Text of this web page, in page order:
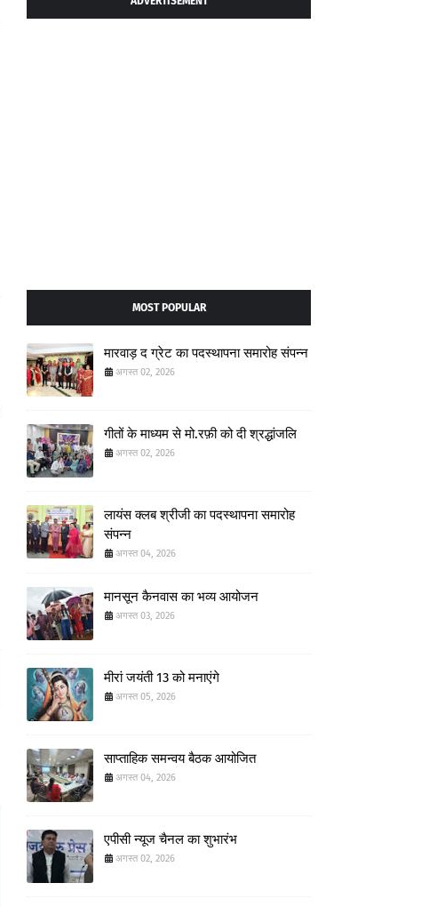
MOST POPULAR
मारवाड़ द ग्रेट का पदस्थापना समारोह संपन्न
अगस्त 02, 2026
गीतों के माध्यम से मो.रफ़ी को दी श्रद्धांजलि
अगस्त 02, 2026
लायंस क्लब श्रीजी का पदस्थापना समारोह
संपन्न
अगस्त 04, 2026
मानसून कैनवास का भव्य आयोजन
अगस्त 03, 2026
मीरां जयंती 13 को मनाएंगे
अगस्त 05, 2026
साप्ताहिक समन्वय बैठक आयोजित
अगस्त 04, 2026
एपीसी न्यूज चैनल का शुभारंभ
अगस्त 02, 2026